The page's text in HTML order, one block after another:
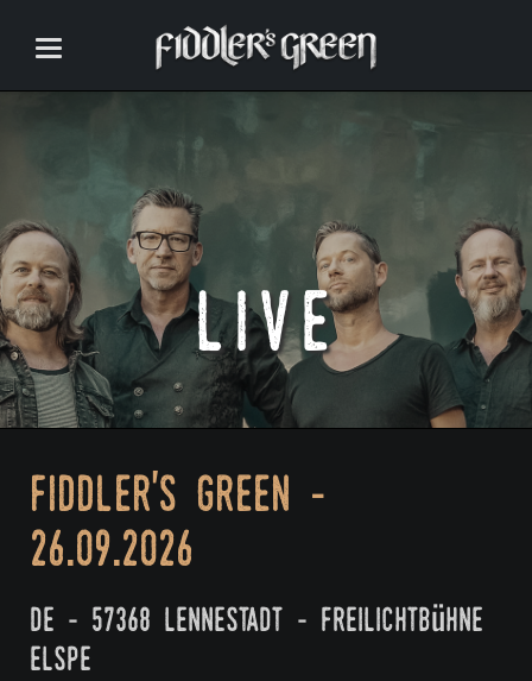
live
fiddler's green -
26.09.2026
de - 57368 lennestadt - freilichtbühne
elspe